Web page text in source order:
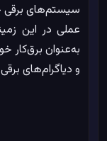
سیستم‌های برقی
عملی در این
به‌عنوان برق‌کار
و دیاگرام‌های